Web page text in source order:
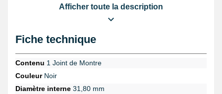
Afficher toute la description
Fiche technique
Contenu 1 Joint de Montre
CouleurNoir
Diamètre interne 31,80 mm